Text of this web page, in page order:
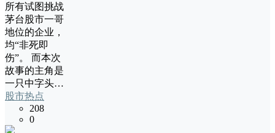
所有试图挑战
茅台股市一哥
地位的企业，
均“非死即
伤”。 而本次
故事的主角是
一只中字头…
股市热点
208
0